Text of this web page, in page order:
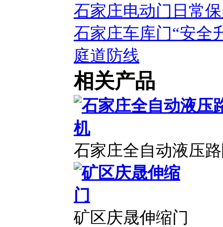
石家庄电动门日常
石家庄车库门“安全
庭道防线
相关产品
石家庄全自动液压
矿区庆晟伸缩门